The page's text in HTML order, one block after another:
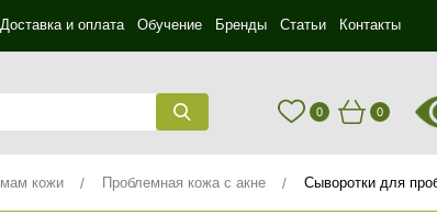
Доставка и оплата Обучение Бренды Статьи Контакты
0 0
кожи Проблемная кожа с акне Сыворотки для